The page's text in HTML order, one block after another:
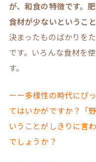
が、和食の特徴です。
食材が少ないというこ
決まったものばかりを
です。いろんな食材を
す。
ーー多様性の時代にぴ
てはいかがですか？「
いうことがしきりに言
でしょうか？